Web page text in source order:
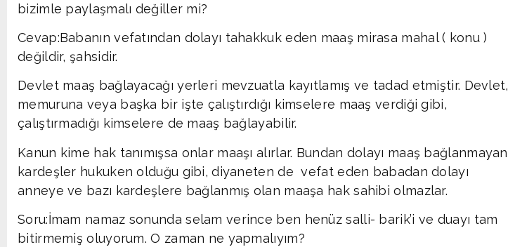
bizimle paylaşmalı değiller mi?
Cevap:Babanın vefatından dolayı tahakkuk eden maaş mirasa mahal ( konu )
değildir, şahsidir.
Devlet maaş bağlayacağı yerleri mevzuatla kayıtlamış ve tadad etmiştir. Devlet,
memuruna veya başka bir işte çalıştırdığı kimselere maaş verdiği gibi,
çalıştırmadığı kimselere de maaş bağlayabilir.
Kanun kime hak tanımışsa onlar maaşı alırlar. Bundan dolayı maaş bağlanmayan
kardeşler hukuken olduğu gibi, diyaneten de vefat eden babadan dolayı
anneye ve bazı kardeşlere bağlanmış olan maaşa hak sahibi olmazlar.
Soru:İmam namaz sonunda selam verince ben henüz salli- barik’i ve duayı tam
bitirmemiş oluyorum. O zaman ne yapmalıyım?